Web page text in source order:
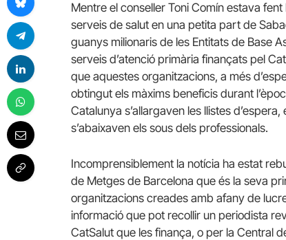
Mentre el conseller Toni Comín estava
serveis de salut en una petita part de
guanys milionaris de les Entitats de Base
serveis d’atenció primària finançats pel
que aquestes organitzacions, a més
obtingut els màxims beneficis durant
Catalunya s’allargaven les llistes
s’abaixaven els sous dels professionals.
Incomprensiblement la notícia ha estat
de Metges de Barcelona que és la seva
organitzacions creades amb afany de
informació que pot recollir un periodista
CatSalut que les finança, o per la Central